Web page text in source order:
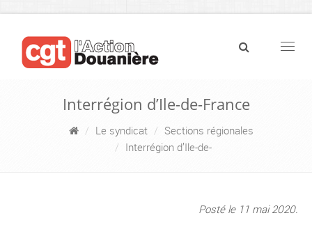
Interrégion d’Ile-de-France
Le syndicat
Sections régionales
Interrégion d’Ile-de-
Posté le 11 mai 2020.